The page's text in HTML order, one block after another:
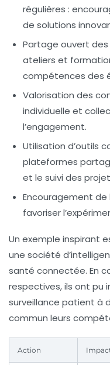
régulières :
de solutions
Partage ouvert des
ateliers et
compétences des
Valorisation des
individuelle et
l’engagement.
Utilisation d’outils
plateformes
et le suivi des
Encouragement de
favoriser
Un exemple inspirant
une société
santé connectée. En
respectives, ils ont pu
surveillance patient à
commun leurs
Action